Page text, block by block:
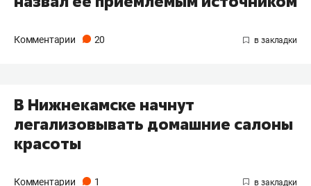
Комментарии 20
В Нижнекамске начнут
легализовывать домашние салоны
красоты
Комментарии 1